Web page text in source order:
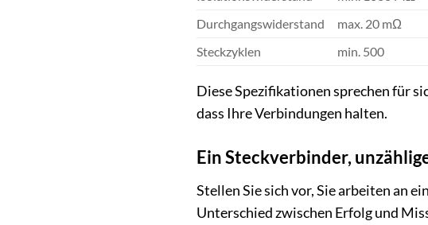
Durchgangswiderstand
max. 20 mΩ
Steckzyklen
min. 500
Diese Spezifikationen sprechen für
dass Ihre Verbindungen halten.
Ein Steckverbinder,
Stellen Sie sich vor, Sie arbeiten an
Unterschied zwischen Erfolg und